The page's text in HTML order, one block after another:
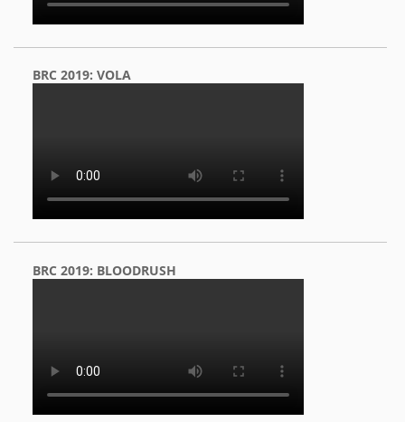
BRC 2019: VOLA
BRC 2019: BLOODRUSH